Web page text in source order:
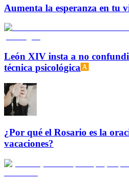
Aumenta la esperanza en tu
León XIV insta a no
técnica psicológica
¿Por qué el Rosario es la
vacaciones?